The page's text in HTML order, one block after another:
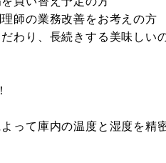
師の業務改善をお考えの方
だわり、長続きする美味しい
って庫内の温度と湿度を精